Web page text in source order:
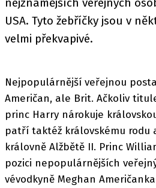
USA. Tyto žebříčky jsou v
velmi překvapivé.
Nejpopulárnější veřejnou
Američan, ale Brit. Ačkoliv
princ Harry nárokuje
patří taktéž královskému rodu
královně Alžbětě II. Princ
pozici nepopulárnějších
vévodkyně Meghan